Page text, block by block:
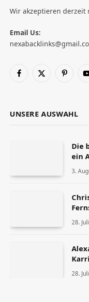
Wir akzeptieren derzeit
Email Us:
Facebook
X
UNSERE AUSWAHL
Die
ein
3.
28.
28.